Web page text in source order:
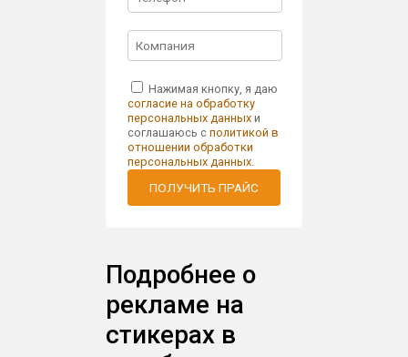
Нажимая кнопку, я даю
согласие на обработку
персональных данныхи
соглашаюсь с политикой в
отношении обработки
персональных данных.
ПОЛУЧИТЬ ПРАЙС
Подробнее о
рекламе на
стикерах в